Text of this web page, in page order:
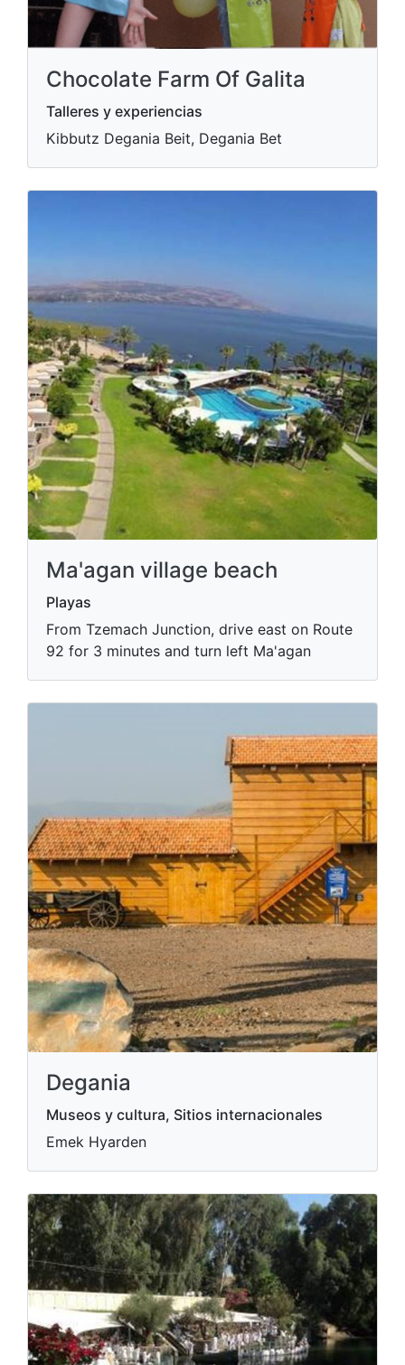
Chocolate Farm Of Galita
Talleres y experiencias
Kibbutz Degania Beit, Degania Bet
Ma'agan village beach
Playas
From Tzemach Junction, drive east on Route
92 for 3 minutes and turn left Ma'agan
Degania
Museos y cultura, Sitios internacionales
Emek Hyarden